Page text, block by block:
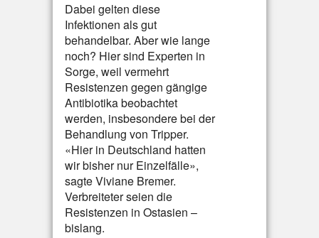
Dabei gelten diese
Infektionen als gut
behandelbar. Aber wie lange
noch? Hier sind Experten in
Sorge, weil vermehrt
Resistenzen gegen gängige
Antibiotika beobachtet
werden, insbesondere bei der
Behandlung von Tripper.
«Hier in Deutschland hatten
wir bisher nur Einzelfälle»,
sagte Viviane Bremer.
Verbreiteter seien die
Resistenzen in Ostasien –
bislang.